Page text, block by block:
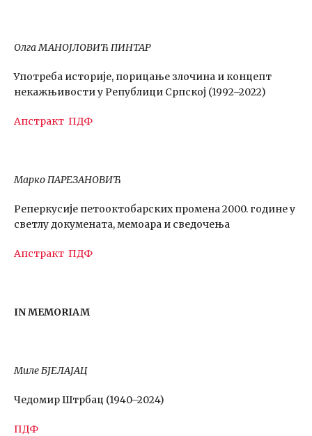
Олга МАНОЈЛОВИЋ ПИНТАР
Употреба историје, порицање злочина и концепт
некажњивости у Републици Српској (1992–2022)
Апстракт ПДФ
Марко ПАРЕЗАНОВИЋ
Реперкусије петооктобарских промена 2000. године у
светлу докумената, мемоара и сведочења
Апстракт ПДФ
IN MEMORIAM
Миле БЈЕЛАЈАЦ
Чедомир Штрбац (1940–2024)
ПДФ